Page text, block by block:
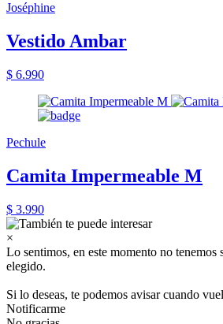
Joséphine
Vestido Ambar
$ 6.990
Pechule
Camita Impermeable M
$ 3.990
×
Lo sentimos, en este momento no tenemos
elegido.
Si lo deseas, te podemos avisar cuando
Notificarme